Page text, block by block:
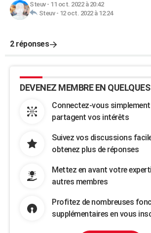
Steuv- 11 oct. 2022 à 20:42
Steuv- 12 oct. 2022 à 12:24
2 réponses
DEVENEZ MEMBRE EN
Connectez-vous simplement
partagent vos intérêts
Suivez vos discussions
obtenez plus de réponses
Mettez en avant votre
autres membres
Profitez de nombreuses
supplémentaires en vous